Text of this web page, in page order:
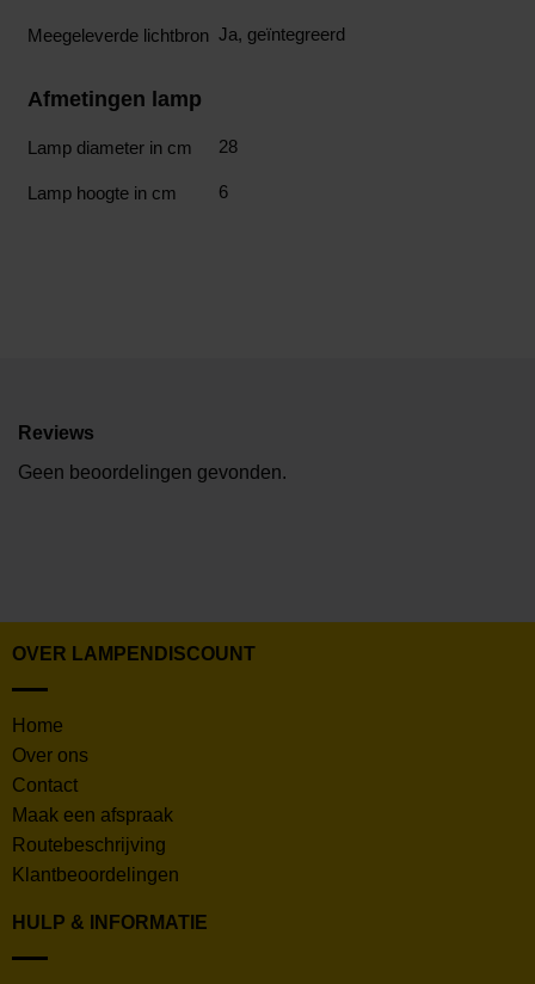
Meegeleverde lichtbron Ja, geïntegreerd
Afmetingen lamp
Lamp diameter in cm 28
Lamp hoogte in cm 6
Reviews
Geen beoordelingen gevonden.
OVER LAMPENDISCOUNT
Home
Over ons
Contact
Maak een afspraak
Routebeschrijving
Klantbeoordelingen
HULP & INFORMATIE